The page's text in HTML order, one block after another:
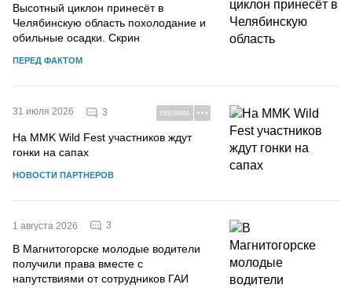
Высотный циклон принесёт в
Челябинскую область похолодание и
обильные осадки. Скрин
ПЕРЕД ФАКТОМ
31 июля 2026 3 РЕКЛАМА
На MMK Wild Fest участников ждут
гонки на сапах
НОВОСТИ ПАРТНЕРОВ
1 августа 2026 3
В Магнитогорске молодые водители
получили права вместе с
напутствиями от сотрудников ГАИ